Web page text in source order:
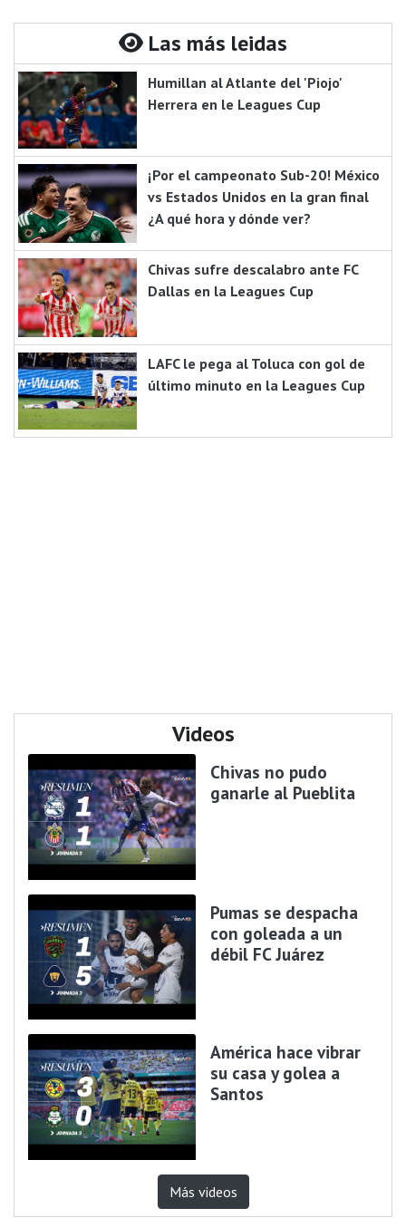
Las más leidas
Humillan al Atlante del 'Piojo'
Herrera en le Leagues Cup
¡Por el campeonato Sub-20! México
vs Estados Unidos en la gran final
¿A qué hora y dónde ver?
Chivas sufre descalabro ante FC
Dallas en la Leagues Cup
LAFC le pega al Toluca con gol de
último minuto en la Leagues Cup
Videos
Chivas no pudo
ganarle al Pueblita
Pumas se despacha
con goleada a un
débil FC Juárez
América hace vibrar
su casa y golea a
Santos
Más videos